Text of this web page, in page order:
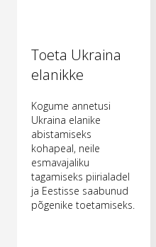
Toeta Ukraina
elanikke
Kogume annetusi
Ukraina elanike
abistamiseks
kohapeal, neile
esmavajaliku
tagamiseks piirialadel
ja Eestisse saabunud
põgenike toetamiseks.